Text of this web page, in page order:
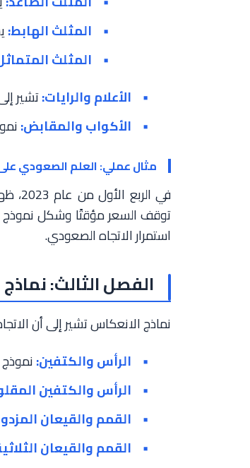
المثلث الهابط:
المثلث
الأعلام والرايات:تشير
الأكواب والمقابض:
مثال عملي: العلم الصعودي
في
توقف السعر مؤقتًا وشكل نموذج
استمرار الاتجاه الصعودي.
الفصل الثالث:
نماذج الانعكاس تشير إلى أن
الرأس والكتفين:
الرأس والكتفين
القمم والقيعان
القمم والقيعان